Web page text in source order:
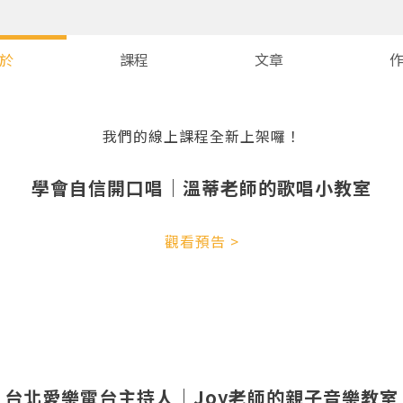
課程 文章
我們的線上課程全新上架囉！
學會自信開口唱｜溫蒂老師的歌唱小教室
觀看預告 >
台北愛樂電台主持人｜Joy老師的親子音樂教室